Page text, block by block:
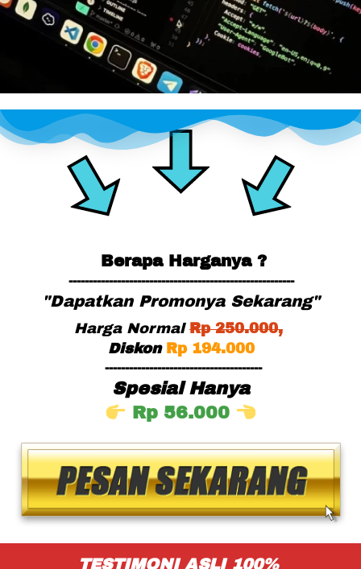
Berapa Harganya ?
--------------------------------------------------------
"Dapatkan Promonya Sekarang"
Harga Normal Rp 250.000,
Diskon
Rp 194.000
---------------------------------------
Spesial Hanya
Rp 56.000
TESTIMONI ASLI 100%